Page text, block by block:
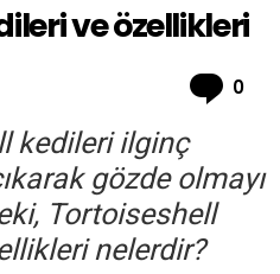
ve özellikleri
0
kedileri ilginç
gözde olmayı
Tortoiseshell
nelerdir?